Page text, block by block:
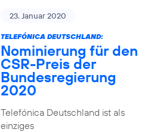
23. Januar 2020
TELEFÓNICA DEUTSCHLAND:
Nominierung für den
CSR-Preis der
Bundesregierung
2020
Telefónica Deutschland ist als
einziges